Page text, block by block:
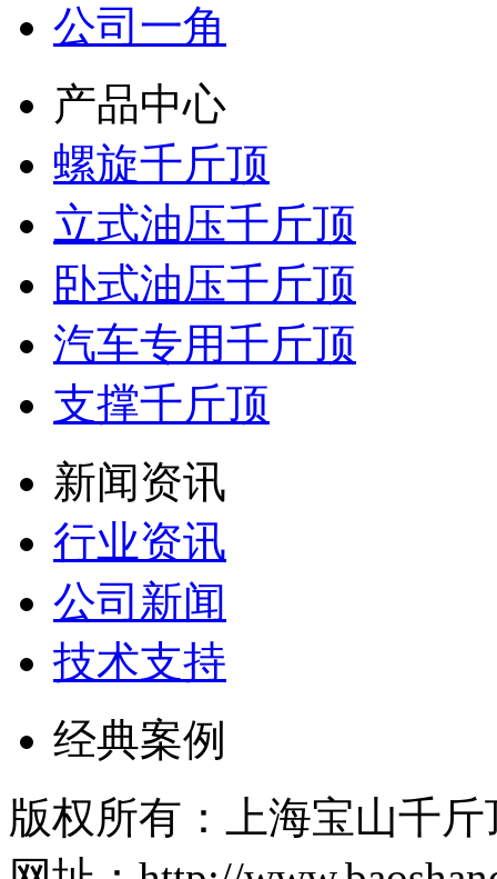
公司一角
产品中心
螺旋千斤顶
立式油压千斤顶
卧式油压千斤顶
汽车专用千斤顶
支撑千斤顶
新闻资讯
行业资讯
公司新闻
技术支持
经典案例
版权所有：上海宝山千